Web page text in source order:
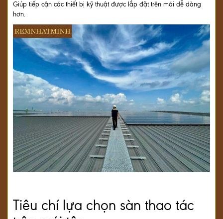
Giúp tiếp cận các thiết bị kỹ thuật được lắp đặt trên mái dễ dàng
hơn.
Tiêu chí lựa chọn sàn thao tác